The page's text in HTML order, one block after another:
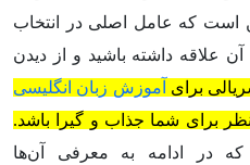
است که عامل اصلی در انتخاب
علاقه داشته باشید و از دیدن
برای آموزش زبان انگلیسی
برای شما جذاب و گیرا باشد.
که در ادامه به معرفی آن‌ها